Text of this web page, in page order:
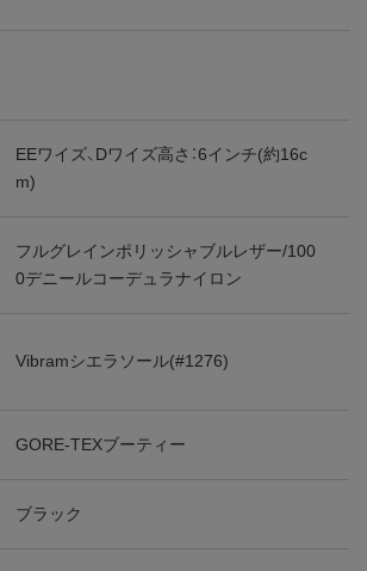
EEワイズ、Dワイズ高さ：6インチ(約16c
m)
フルグレインポリッシャブルレザー/100
0デニールコーデュラナイロン
Vibramシエラソール(#1276)
GORE-TEXブーティー
ブラック